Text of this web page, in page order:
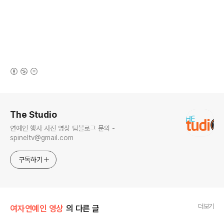
The Studio
연예인 행사 사진 영상 팀블로그 문의 -
spineltv@gmail.com
구독하기
여자연예인 영상 의 다른 글 더보기